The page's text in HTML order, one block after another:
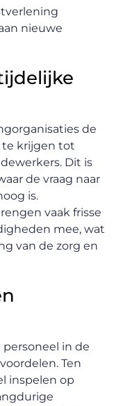
nieuwe
de
krijgen tot
Dit is
de vraag naar
is.
vaak frisse
mee, wat
van de zorg en
in de
Ten
inspelen op